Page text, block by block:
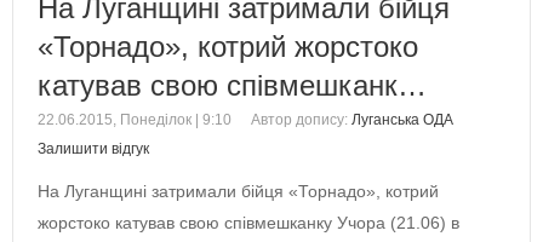
На Луганщині затримали бійця
«Торнадо», котрий жорстоко
катував свою співмешканк…
22.06.2015, Понеділок | 9:10 Автор допису: Луганська ОДА
Залишити відгук
На Луганщині затримали бійця «Торнадо», котрий
жорстоко катував свою співмешканку Учора (21.06) в